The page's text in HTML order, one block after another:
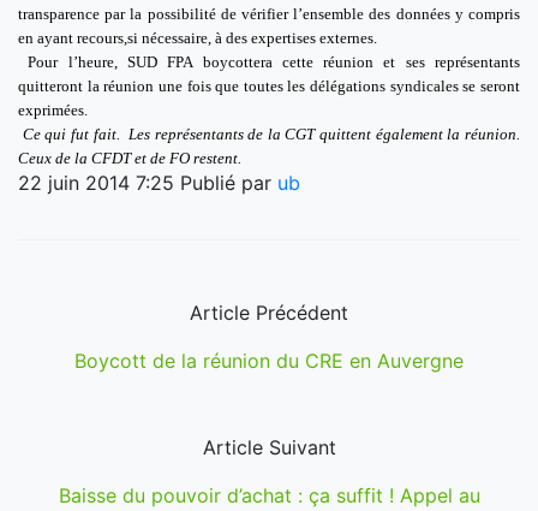
transparence par la possibilité de vérifier l’ensemble des données y compris
en ayant recours,si nécessaire, à des expertises externes.
Pour l’heure, SUD FPA boycottera cette réunion et ses représentants
quitteront la réunion une fois que toutes les délégations syndicales se seront
exprimées.
Ce qui fut fait. Les représentants de la CGT quittent également la réunion.
Ceux de la CFDT et de FO restent.
22 juin 2014 7:25 Publié par ub
Article Précédent
Boycott de la réunion du CRE en Auvergne
Article Suivant
Baisse du pouvoir d’achat : ça suffit ! Appel au